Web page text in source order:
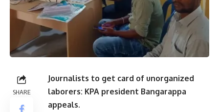
SHARE
Journalists to get card of unorganized
laborers: KPA president Bangarappa
appeals.